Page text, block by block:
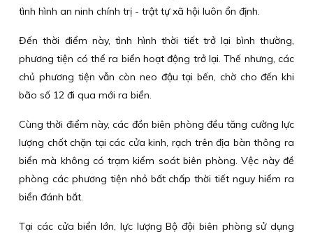
tình hình an ninh chính trị - trật tự xã hội luôn ổn định.
Đến thời điểm này, tình hình thời tiết trở lại bình thường,
phương tiện có thể ra biển hoạt động trở lại. Thế nhưng, các
chủ phương tiện vẫn còn neo đậu tại bến, chờ cho đến khi
bão số 12 đi qua mới ra biển.
Cùng thời điểm này, các đồn biên phòng đều tăng cường lực
lượng chốt chặn tại các cửa kinh, rạch trên địa bàn thông ra
biển mà không có trạm kiểm soát biên phòng. Vệc này đề
phòng các phương tiện nhỏ bất chấp thời tiết nguy hiểm ra
biển đánh bắt.
Tại các cửa biển lớn, lực lượng Bộ đội biên phòng sử dụng